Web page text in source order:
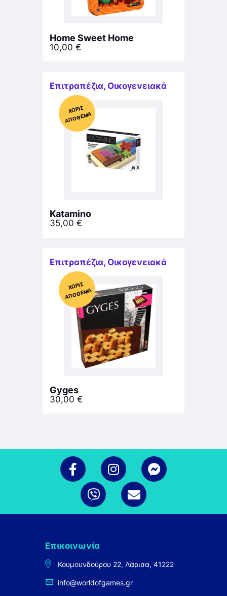
Home Sweet Home
10,00 €
Επιτραπέζια, Οικογενειακά
Χ
ΩΡΊΣ
Α
Π
Ό
ΘΕ
ΜΑ
Katamino
35,00 €
Επιτραπέζια, Οικογενειακά
Χ
ΩΡΊΣ
Α
Π
Ό
ΘΕ
ΜΑ
Gyges
30,00 €
Επικοινωνία
Κουμουνδούρου 22, Λάρισα, 41222
info@worldofgames.gr